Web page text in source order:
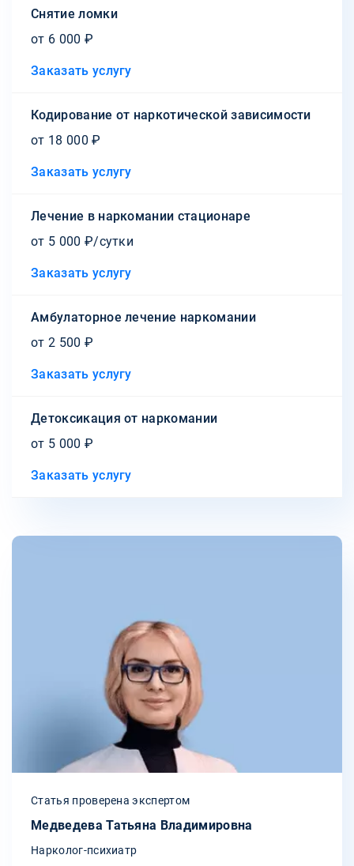
Снятие ломки
от 6 000 ₽
Заказать услугу
Кодирование от наркотической зависимости
от 18 000 ₽
Заказать услугу
Лечение в наркомании стационаре
от 5 000 ₽/сутки
Заказать услугу
Амбулаторное лечение наркомании
от 2 500 ₽
Заказать услугу
Детоксикация от наркомании
от 5 000 ₽
Заказать услугу
Статья проверена экспертом
Медведева Татьяна Владимировна
Нарколог-психиатр